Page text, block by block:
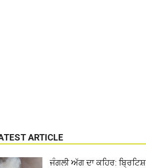
ARTICLE
ਜੰਗਲੀ ਅੱਗ ਦਾ ਕਹਿਰ: ਬ੍ਰਿਟਿਸ਼